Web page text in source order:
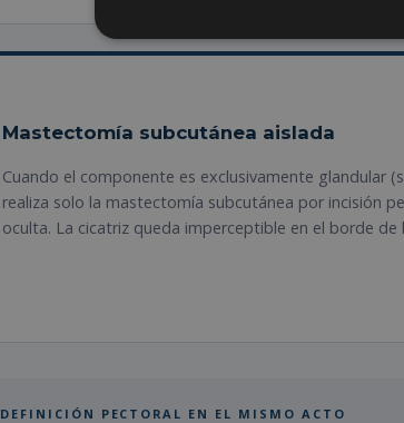
Mastectomía subcutánea aislada
Cuando el componente es exclusivamente glandular
realiza solo la mastectomía subcutánea por incisión
oculta. La cicatriz queda imperceptible en el borde de
DEFINICIÓN PECTORAL EN EL MISMO ACTO